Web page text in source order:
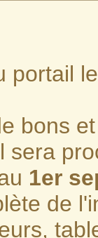
portail
bons
sera
1er
de